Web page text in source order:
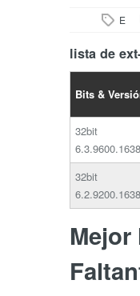
E
lista de
Bits &
32bit
32bit